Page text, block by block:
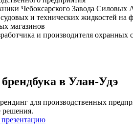
в Улан-Удэ
для производственных
решения.
презентацию